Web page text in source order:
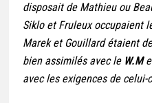
disposait de Mathieu ou
Siklo et Fruleux occupaient
Marek et Gouillard étaient
bien assimilés avec le W.M
avec les exigences de celui-